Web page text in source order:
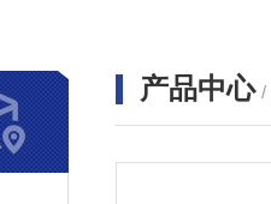
产品中心 /